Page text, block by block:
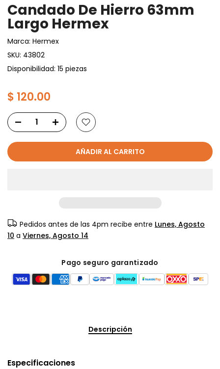
Candado De Hierro 63mm
Largo Hermex
Marca: Hermex
SKU: 43802
Disponibilidad: 15 piezas
$ 120.00
AÑADIR AL CARRITO
Pedidos antes de las 4pm recibe entre Lunes, Agosto
10 a Viernes, Agosto 14
Pago seguro garantizado
Descripción
Especificaciones